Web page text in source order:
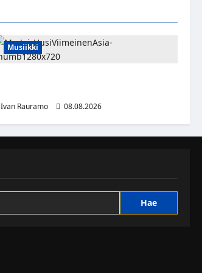
Musiikki
Ivan Rauramo
08.08.2026